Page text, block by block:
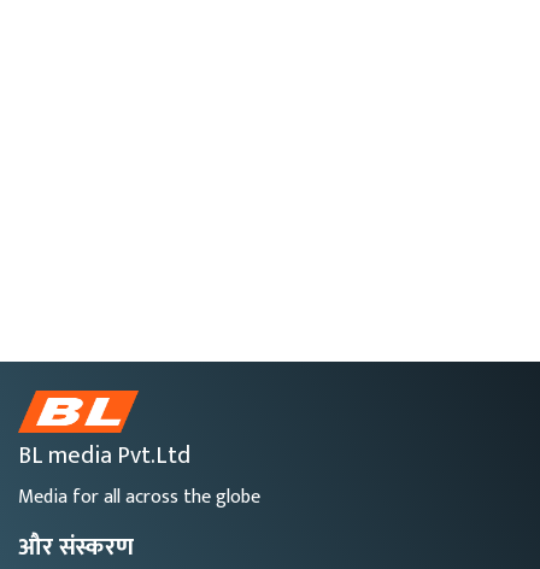
BL media Pvt.Ltd
Media for all across the globe
और संस्करण